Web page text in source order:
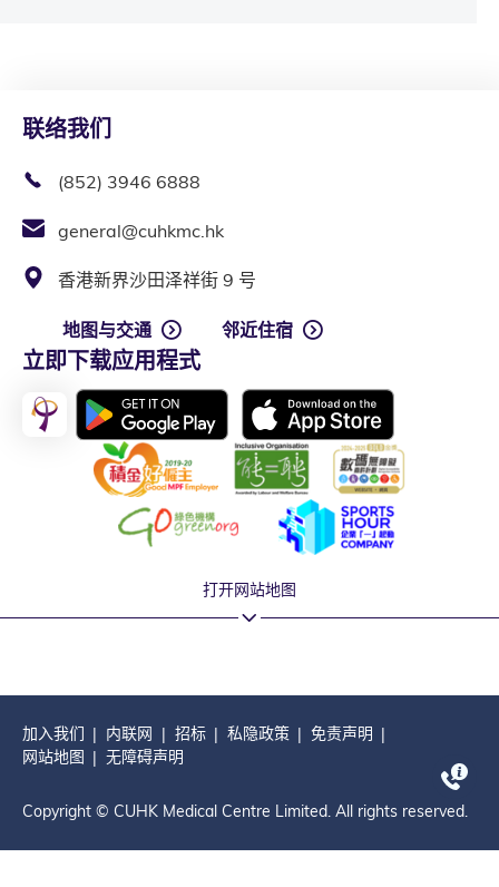
联络我们
(852) 3946 6888
general@cuhkmc.hk
香港新界沙田泽祥街 9 号
地图与交通 邻近住宿
立即下载应用程式
打开网站地图
加入我们 内联网 招标 私隐政策
免责声明
网站地图
无障碍声明
Copyright © CUHK Medical Centre Limited. All rights reserved.